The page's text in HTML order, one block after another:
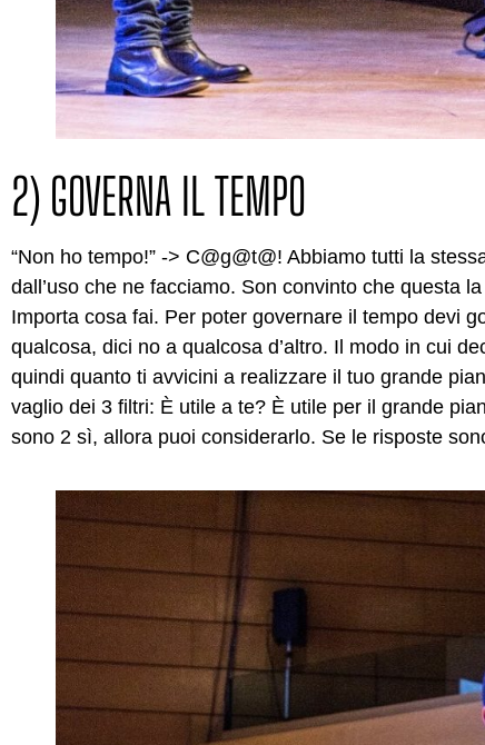
2) GOVERNA IL TEMPO
“Non ho tempo!” -> C@g@t@! Abbiamo tutti la
dall’uso che ne facciamo. Son convinto che questa
Importa cosa fai. Per poter governare il tempo devi
qualcosa, dici no a qualcosa d’altro. Il modo in cui
quindi quanto ti avvicini a realizzare il tuo grande
vaglio dei 3 filtri: È utile a te? È utile per il grande
sono 2 sì, allora puoi considerarlo. Se le risposte